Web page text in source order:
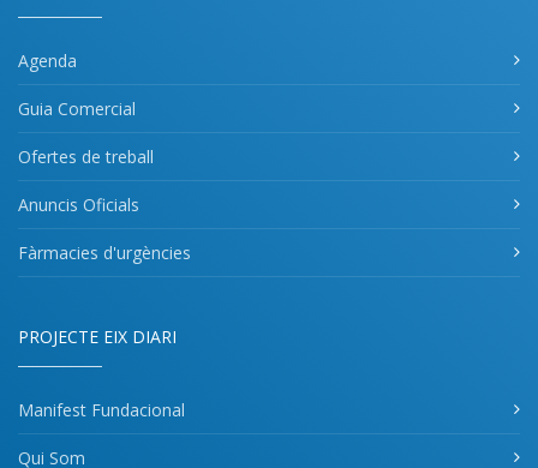
Agenda
Guia Comercial
Ofertes de treball
Anuncis Oficials
Fàrmacies d'urgències
PROJECTE EIX DIARI
Manifest Fundacional
Qui Som